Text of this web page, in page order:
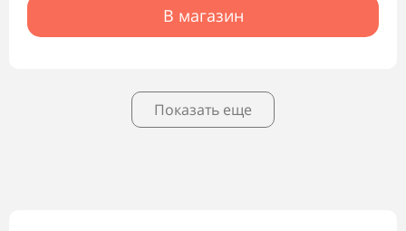
В магазин
Показать еще